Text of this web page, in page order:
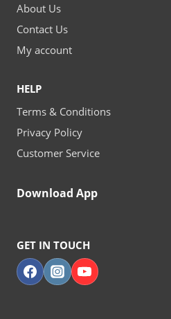
EN
DUDA
DESDE
2026
About Us
Contact Us
My account
HELP
Terms & Conditions
Privacy Policy
Customer Service
Download App
GET IN TOUCH